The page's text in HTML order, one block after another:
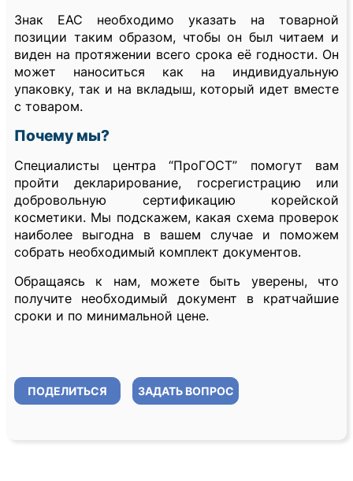
Знак EAC необходимо указать на товарной
позиции таким образом, чтобы он был читаем и
виден на протяжении всего срока её годности. Он
может наноситься как на индивидуальную
упаковку, так и на вкладыш, который идет вместе
с товаром.
Почему мы?
Специалисты центра “ПроГОСТ” помогут вам
пройти декларирование, госрегистрацию или
добровольную сертификацию корейской
косметики. Мы подскажем, какая схема проверок
наиболее выгодна в вашем случае и поможем
собрать необходимый комплект документов.
Обращаясь к нам, можете быть уверены, что
получите необходимый документ в кратчайшие
сроки и по минимальной цене.
ПОДЕЛИТЬСЯ ЗАДАТЬ ВОПРОС